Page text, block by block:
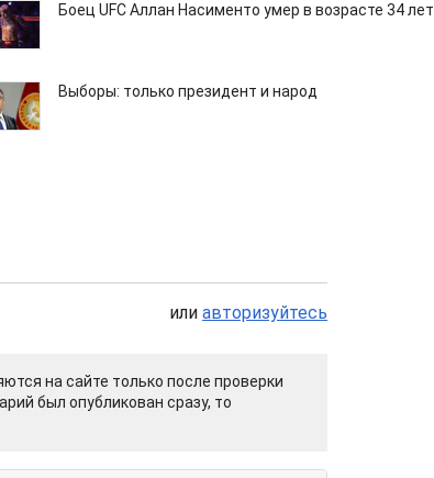
Боец UFC Аллан Насименто умер в возрасте 34 лет
Выборы: только президент и народ
или авторизуйтесь
на сайте только после проверки
был опубликован сразу, то